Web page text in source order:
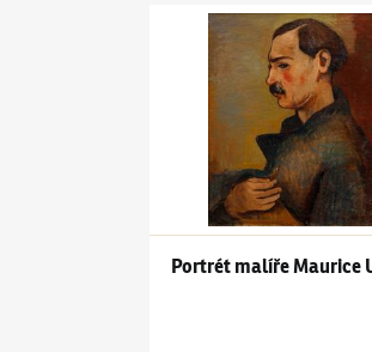
Jiří Kars(1880–1945)
Portrét malíře Maurice